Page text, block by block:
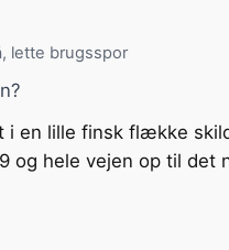
lette brugsspor
i en lille finsk flække
og hele vejen op til det